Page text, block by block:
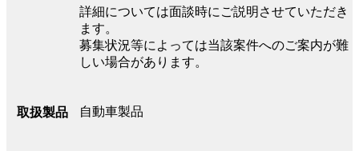
詳細については面談時にご説明させていただき
ます。
募集状況等によっては当該案件へのご案内が難
しい場合があります。
取扱製品 自動車製品